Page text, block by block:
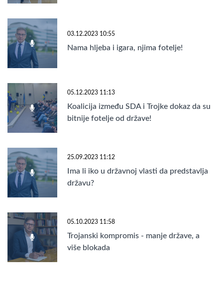
03.12.2023 10:55
Nama hljeba i igara, njima fotelje!
05.12.2023 11:13
Koalicija između SDA i Trojke dokaz da su
bitnije fotelje od države!
25.09.2023 11:12
Ima li iko u državnoj vlasti da predstavlja
državu?
05.10.2023 11:58
Trojanski kompromis - manje države, a
više blokada